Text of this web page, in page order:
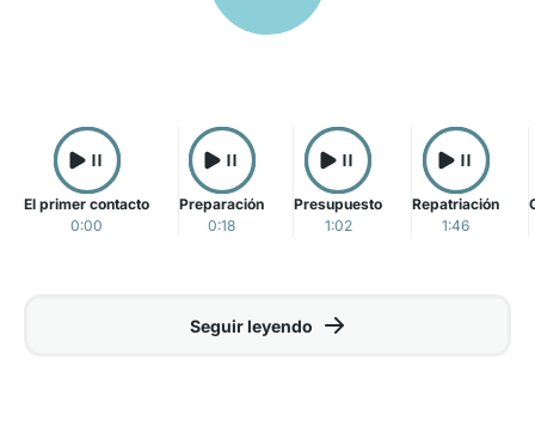
0:00
El primer contacto
0:18
Preparación
1:02
Presupuesto
1:46
Repatriación
Seguir leyendo